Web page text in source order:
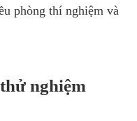
phòng thí nghiệm và
nghiệm